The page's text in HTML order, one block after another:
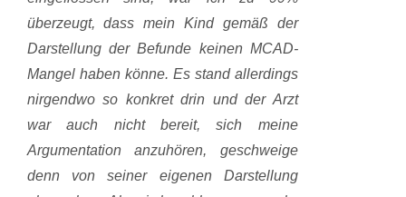
überzeugt, dass mein Kind gemäß der
Darstellung der Befunde keinen MCAD-
Mangel haben könne. Es stand allerdings
nirgendwo so konkret drin und der Arzt
war auch nicht bereit, sich meine
Argumentation anzuhören, geschweige
denn von seiner eigenen Darstellung